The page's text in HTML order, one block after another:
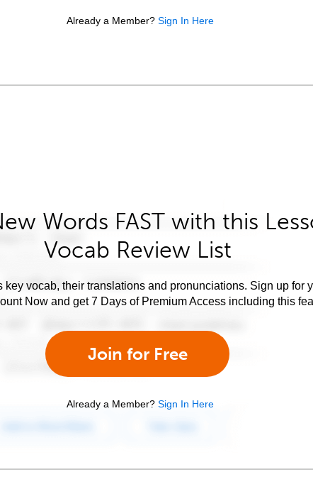
Already a Member? Sign In Here
Words FAST with this
Vocab Review List
key vocab, their translations and pronunciations. Sign up for
Now and get 7 Days of Premium Access including this
Join for Free
Already a Member? Sign In Here